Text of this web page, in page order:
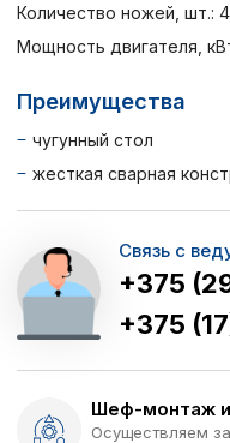
Количество ножей, шт.: 4
Мощность двигателя,
Преимущества
чугунный стол
жесткая сварная
Связь с
+375
+375
Шеф-монтаж и
Осуществляем